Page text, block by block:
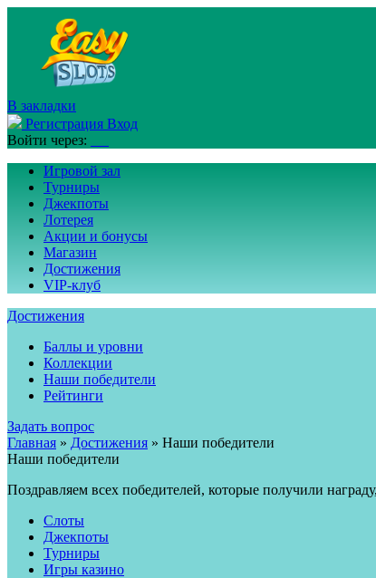
В закладки
Регистрация Вход
Войти через:
Игровой зал
Турниры
Джекпоты
Лотерея
Акции и бонусы
Магазин
Достижения
VIP-клуб
Достижения
Баллы и уровни
Коллекции
Наши победители
Рейтинги
Задать вопрос
Главная » Достижения » Наши победители
Наши победители
Поздравляем всех победителей, которые получили
Слоты
Джекпоты
Турниры
Игры казино